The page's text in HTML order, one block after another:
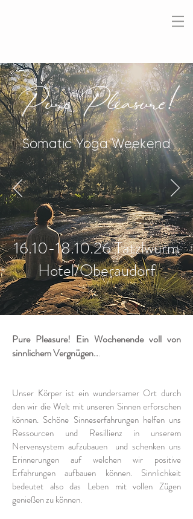
Pure Pleasure!
Somatic Yoga Weekend
16.10-18.10.26Tatzlwurm
Hotel/Oberaudorf
Pure Pleasure! Ein Wochenende voll von
sinnlichem Vergnügen...
Unser Körper ist ein wundersamer Ort durch
den wir die Welt mit unseren Sinnen erforschen
können. Schöne Sinneserfahrungen helfen uns
Ressourcen und Resillienz in unserem
Nervensystem aufzubauen und schenken uns
Erinnerungen auf welchen wir positive
Erfahrungen aufbauen können. Sinnlichkeit
bedeutet also das Leben mit vollen Zügen
genießen zu können.